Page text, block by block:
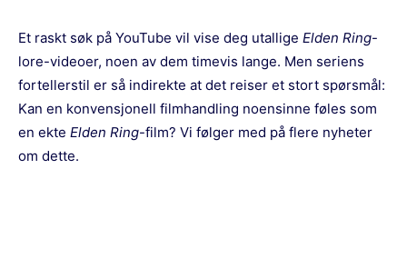
Et raskt søk på YouTube vil vise deg utallige Elden Ring-
lore-videoer, noen av dem timevis lange. Men seriens
fortellerstil er så indirekte at det reiser et stort spørsmål:
Kan en konvensjonell filmhandling noensinne føles som
en ekte Elden Ring-film? Vi følger med på flere nyheter
om dette.